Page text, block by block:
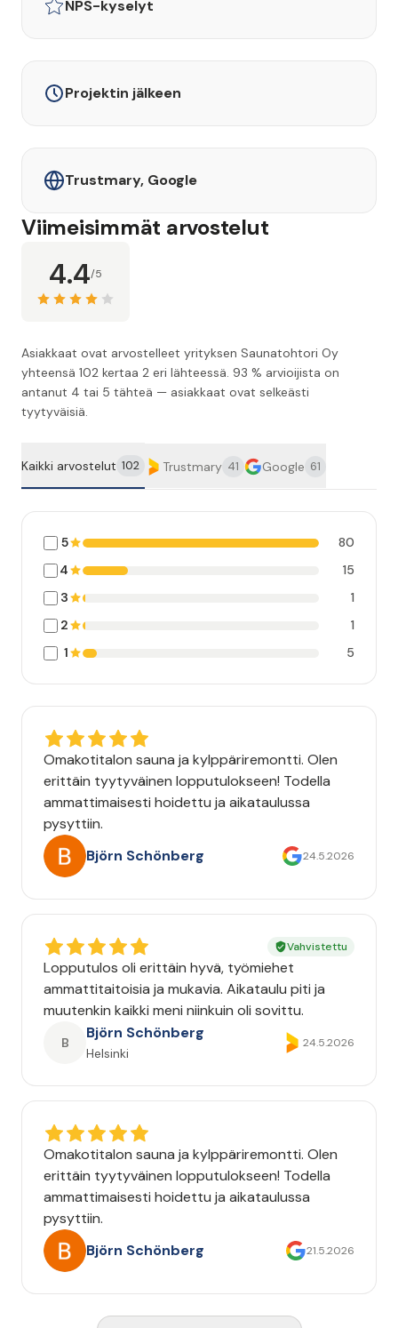
NPS-kyselyt
Projektin jälkeen
Trustmary, Google
4.4/5
Viimeisimmät arvostelut
Asiakkaat ovat arvostelleet yrityksen Saunatohtori Oy
yhteensä 102 kertaa 2 eri lähteessä. 93 % arvioijista on
antanut 4 tai 5 tähteä — asiakkaat ovat selkeästi
tyytyväisiä.
Kaikki arvostelut 102 Trustmary 41 Google 61
5
80
4
15
3
1
2
1
1
5
Omakotitalon sauna ja kylppäriremontti. Olen
erittäin tyytyväinen lopputulokseen! Todella
ammattimaisesti hoidettu ja aikataulussa
pysyttiin.
Björn Schönberg
24.5.2026
Vahvistettu
Lopputulos oli erittäin hyvä, työmiehet
ammattitaitoisia ja mukavia. Aikataulu piti ja
muutenkin kaikki meni niinkuin oli sovittu.
B
Björn Schönberg
Helsinki
24.5.2026
Omakotitalon sauna ja kylppäriremontti. Olen
erittäin tyytyväinen lopputulokseen! Todella
ammattimaisesti hoidettu ja aikataulussa
pysyttiin.
Björn Schönberg
21.5.2026